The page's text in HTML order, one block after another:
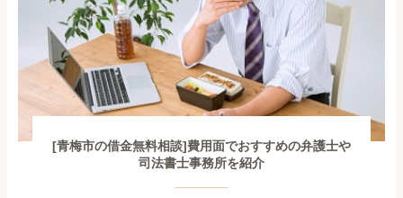
[青梅市の借金無料相談]費用面でおすすめの弁護士や
司法書士事務所を紹介